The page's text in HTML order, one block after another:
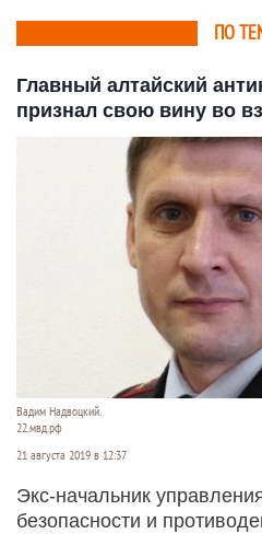
ПО
Главный алтайский
признал свою вину во
Вадим Надвоцкий.
22.мвд.рф
21 августа 2019 в 12:37
Экс-начальник
безопасности и